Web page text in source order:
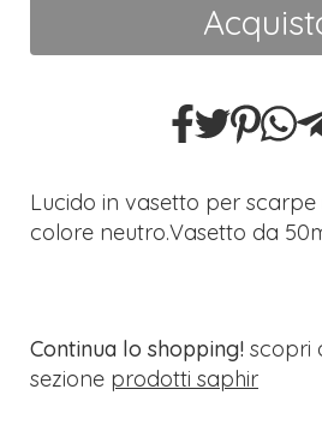
Lucido in vasetto per
colore neutro.Vasetto da
Continua lo shopping! scopri
sezione prodotti saphir